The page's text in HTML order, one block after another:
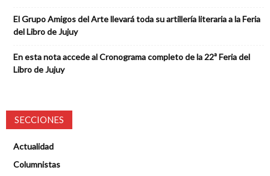
El Grupo Amigos del Arte llevará toda su artillería literaria a la Feria
del Libro de Jujuy
En esta nota accede al Cronograma completo de la 22ª Feria del
Libro de Jujuy
SECCIONES
Actualidad
Columnistas